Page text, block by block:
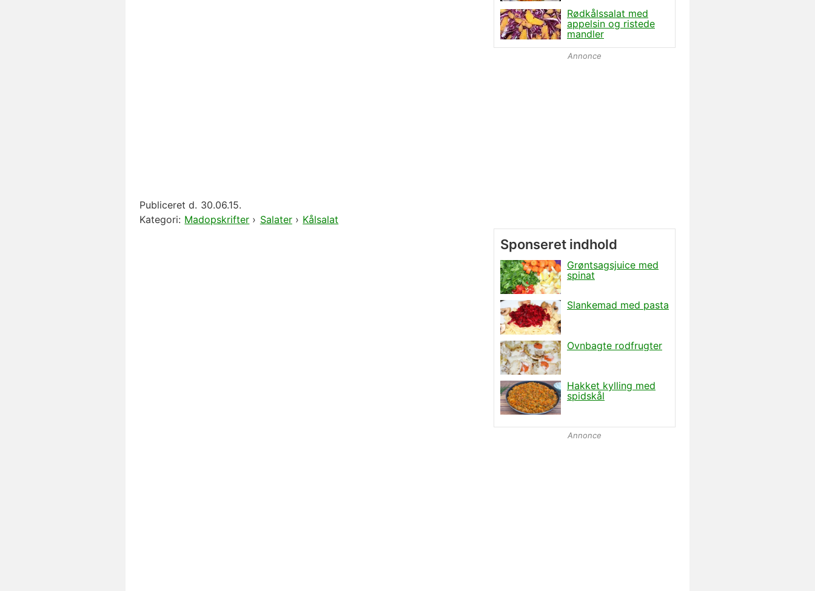
Publiceret d. 30.06.15.
Kategori: Madopskrifter › Salater› Kålsalat
Rødkålssalat med
appelsin og ristede
mandler
Annonce
Annonce